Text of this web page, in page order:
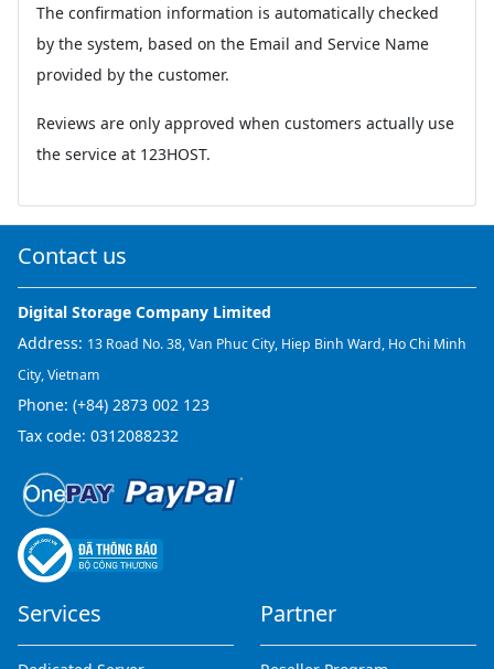
The confirmation information is automatically checked
by the system, based on the Email and Service Name
provided by the customer.
Reviews are only approved when customers actually use
the service at 123HOST.
Contact us
Digital Storage Company Limited
Address: 13 Road No. 38, Van Phuc City, Hiep Binh Ward, Ho Chi Minh
City, Vietnam
Phone: (+84) 2873 002 123
Tax code: 0312088232
Services Partner